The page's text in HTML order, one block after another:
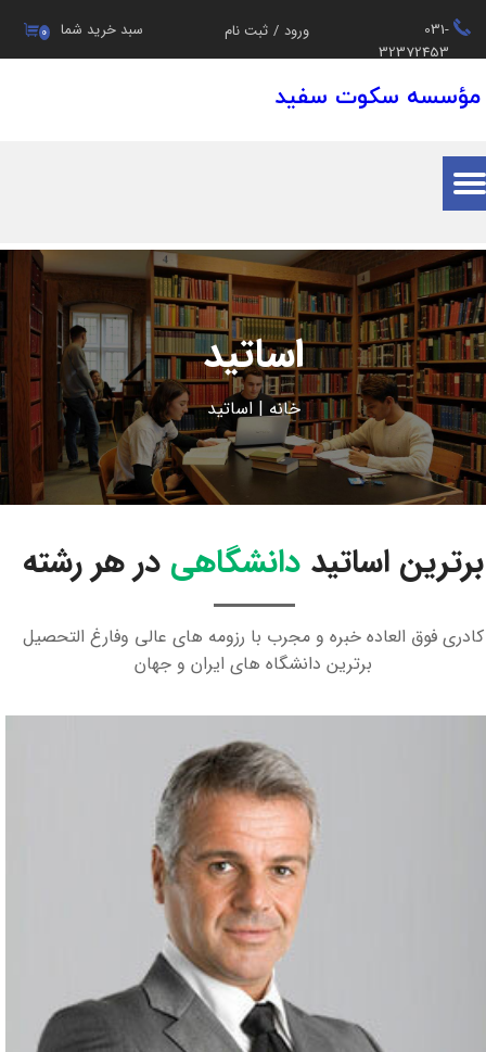
031-
32372453
۰ سبد خرید شما ورود / ثبت نام
حساب کاربری من
تغییر گذر واژه
سفارشات
خروج از حساب کاربری
مؤسسه سکوت سفید
اساتید
خانه|اساتید
برترین اساتید دانشگاهی در هر رشته
کادری فوق العاده خبره و مجرب با رزومه های عالی وفارغ التحصیل
برترین دانشگاه های ایران و جهان